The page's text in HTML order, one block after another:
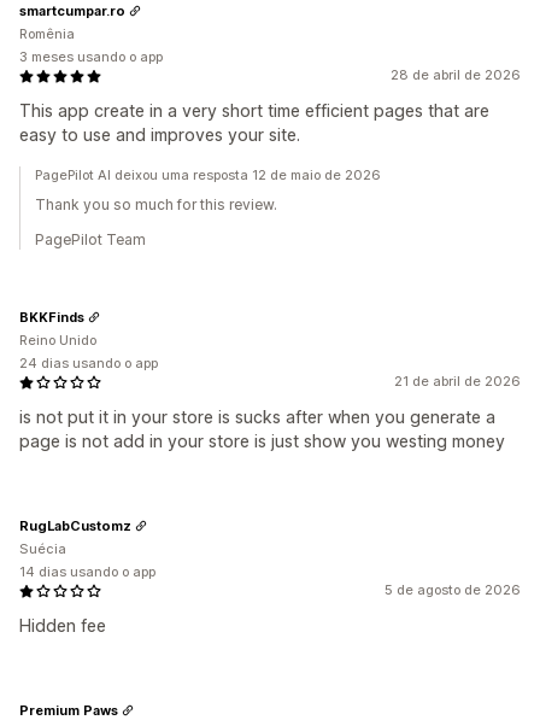
28 de abril de 2026
This app create in a very short time efficient pages that are
easy to use and improves your site.
smartcumpar.ro
Romênia
3 meses usando o app
PagePilot AI deixou uma resposta 12 de maio de 2026
Thank you so much for this review.
PagePilot Team
21 de abril de 2026
is not put it in your store is sucks after when you generate a
page is not add in your store is just show you westing money
BKKFinds
Reino Unido
24 dias usando o app
5 de agosto de 2026
Hidden fee
RugLabCustomz
Suécia
14 dias usando o app
Premium Paws